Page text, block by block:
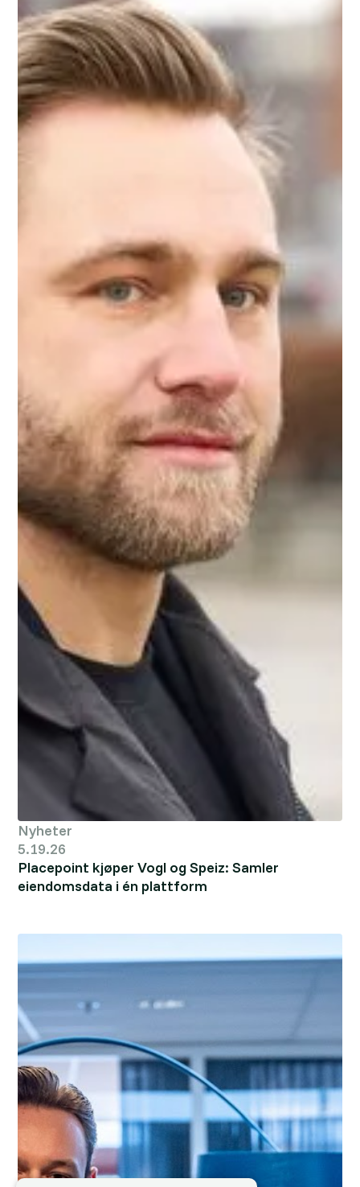
Nyheter
5.19.26
Placepoint kjøper Vogl og Speiz: Samler
eiendomsdata i én plattform